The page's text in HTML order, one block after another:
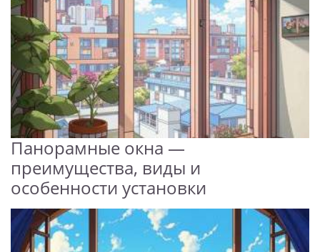
Панорамные окна —
преимущества, виды и
особенности установки